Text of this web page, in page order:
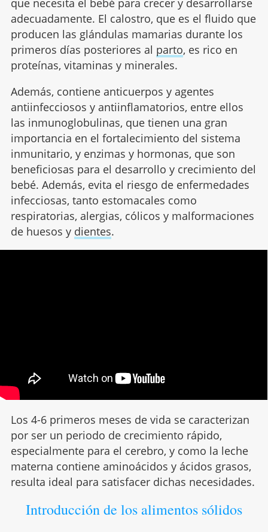
que necesita el bebé para crecer y desarrollarse
adecuadamente. El calostro, que es el fluido que
producen las glándulas mamarias durante los
primeros días posteriores al parto, es rico en
proteínas, vitaminas y minerales.
Además, contiene anticuerpos y agentes
antiinfecciosos y antiinflamatorios, entre ellos
las inmunoglobulinas, que tienen una gran
importancia en el fortalecimiento del sistema
inmunitario, y enzimas y hormonas, que son
beneficiosas para el desarrollo y crecimiento del
bebé. Además, evita el riesgo de enfermedades
infecciosas, tanto estomacales como
respiratorias, alergias, cólicos y malformaciones
de huesos y dientes.
Los 4-6 primeros meses de vida se caracterizan
por ser un periodo de crecimiento rápido,
especialmente para el cerebro, y como la leche
materna contiene aminoácidos y ácidos grasos,
resulta ideal para satisfacer dichas necesidades.
Introducción de los alimentos sólidos